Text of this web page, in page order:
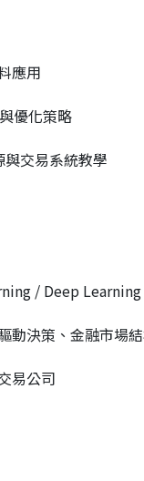
應用
優化策略
與交易系統教學
/ Deep
動決策、金融市場
易公司